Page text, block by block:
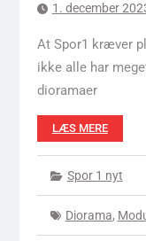
1. december
At Spor1 kræver
ikke alle har
dioramaer
LÆS MERE
Spor 1 nyt
Diorama,